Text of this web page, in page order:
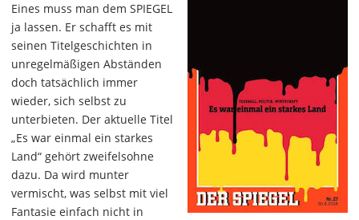
Eines muss man dem SPIEGEL
ja lassen. Er schafft es mit
seinen Titelgeschichten in
unregelmäßigen Abständen
doch tatsächlich immer
wieder, sich selbst zu
unterbieten. Der aktuelle Titel
„Es war einmal ein starkes
Land“ gehört zweifelsohne
dazu. Da wird munter
vermischt, was selbst mit viel
Fantasie einfach nicht in